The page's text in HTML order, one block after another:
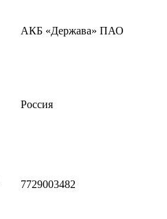
АКБ «Держава» ПАО
Россия
7729003482